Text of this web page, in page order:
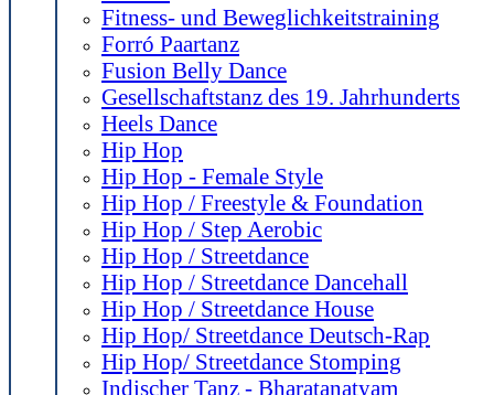
Fitness- und Beweglichkeitstraining
Forró Paartanz
Fusion Belly Dance
Gesellschaftstanz des 19. Jahrhunderts
Heels Dance
Hip Hop
Hip Hop - Female Style
Hip Hop / Freestyle & Foundation
Hip Hop / Step Aerobic
Hip Hop / Streetdance
Hip Hop / Streetdance Dancehall
Hip Hop / Streetdance House
Hip Hop/ Streetdance Deutsch-Rap
Hip Hop/ Streetdance Stomping
Indischer Tanz - Bharatanatyam